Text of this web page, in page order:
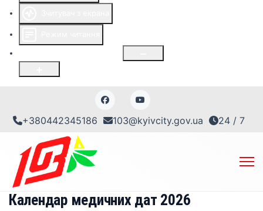
+380442345186 103@kyivcity.gov.ua 24 / 7
Календар медичних дат 2026